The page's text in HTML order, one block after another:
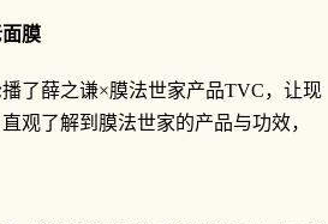
膜
了薛之谦×膜法世家产品TVC，让现
观了解到膜法世家的产品与功效，